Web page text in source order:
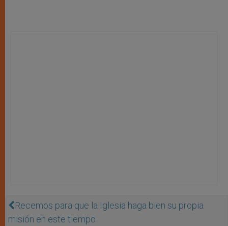
Recemos para que la Iglesia haga bien su propia
misión en este tiempo